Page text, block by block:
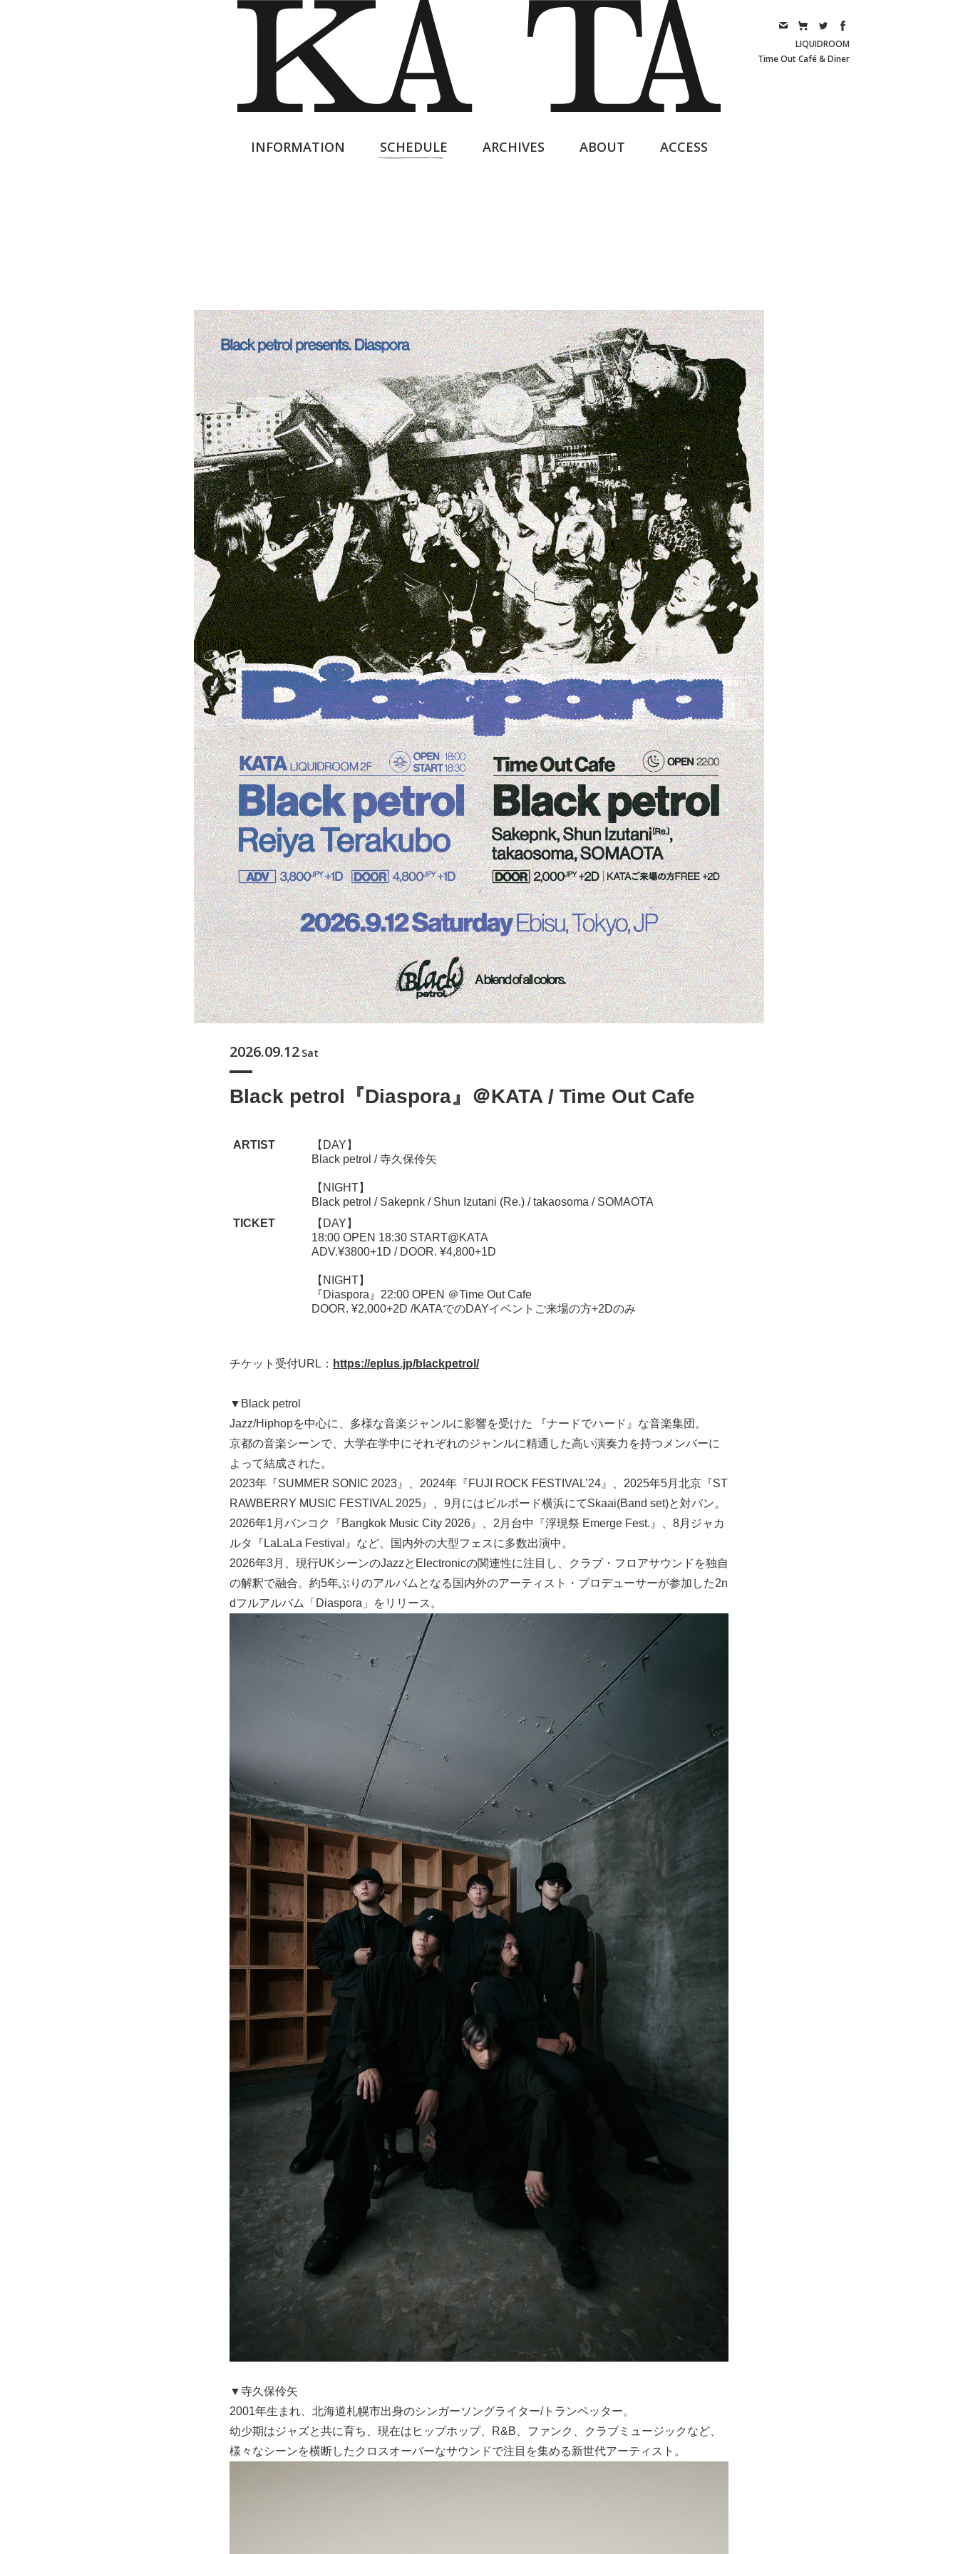
LIQUIDROOM
Time Out Café & Diner
INFORMATION SCHEDULE ARCHIVES ABOUT ACCESS
2026.09.12 Sat
Black petrol『Diaspora』＠KATA / Time Out Cafe
ARTIST
【DAY】
Black petrol / 寺久保伶矢
【NIGHT】
Black petrol / Sakepnk / Shun Izutani (Re.) / takaosoma / SOMAOTA
TICKET
【DAY】
18:00 OPEN 18:30 START@KATA
ADV.¥3800+1D / DOOR. ¥4,800+1D
【NIGHT】
『Diaspora』22:00 OPEN ＠Time Out Cafe
DOOR. ¥2,000+2D /KATAでのDAYイベントご来場の方+2Dのみ
チケット受付URL： https://eplus.jp/blackpetrol/
▼Black petrol
Jazz/Hiphopを中心に、多様な音楽ジャンルに影響を受けた 『ナードでハード』な音楽集団。
京都の音楽シーンで、大学在学中にそれぞれのジャンルに精通した高い演奏力を持つメンバーに
よって結成された。
2023年『SUMMER SONIC 2023』、2024年『FUJI ROCK FESTIVAL’24』、2025年5月北京『ST
RAWBERRY MUSIC FESTIVAL 2025』、9月にはビルボード横浜にてSkaai(Band set)と対バン。
2026年1月バンコク『Bangkok Music City 2026』、2月台中『浮現祭 Emerge Fest.』、8月ジャカ
ルタ『LaLaLa Festival』など、国内外の大型フェスに多数出演中。
2026年3月、現行UKシーンのJazzとElectronicの関連性に注目し、クラブ・フロアサウンドを独自
の解釈で融合。約5年ぶりのアルバムとなる国内外のアーティスト・プロデューサーが参加した2n
dフルアルバム「Diaspora」をリリース。
▼寺久保伶矢
2001年生まれ、北海道札幌市出身のシンガーソングライター/トランペッター。
幼少期はジャズと共に育ち、現在はヒップホップ、R&B、ファンク、クラブミュージックなど、
様々なシーンを横断したクロスオーバーなサウンドで注目を集める新世代アーティスト。